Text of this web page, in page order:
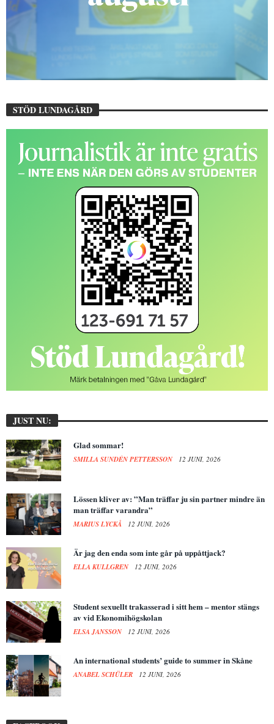
STÖD LUNDAGÅRD
JUST NU:
Glad sommar!
SMILLA SUNDÉN PETTERSSON 12 JUNI, 2026
Lössen kliver av: ”Man träffar ju sin partner mindre än
man träffar varandra”
MARIUS LYCKÅ 12 JUNI, 2026
Är jag den enda som inte går på uppåttjack?
ELLA KULLGREN 12 JUNI, 2026
Student sexuellt trakasserad i sitt hem – mentor stängs
av vid Ekonomihögskolan
ELSA JANSSON 12 JUNI, 2026
An international students’ guide to summer in Skåne
ANABEL SCHÜLER 12 JUNI, 2026